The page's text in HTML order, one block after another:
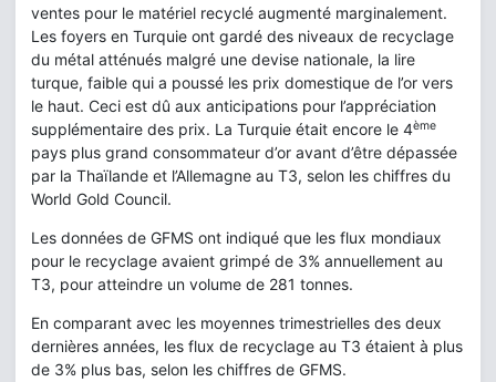
ventes pour le matériel recyclé augmenté marginalement.
Les foyers en Turquie ont gardé des niveaux de recyclage
du métal atténués malgré une devise nationale, la lire
turque, faible qui a poussé les prix domestique de l’or vers
le haut. Ceci est dû aux anticipations pour l’appréciation
supplémentaire des prix. La Turquie était encore le 4ème
pays plus grand consommateur d’or avant d’être dépassée
par la Thaïlande et l’Allemagne au T3, selon les chiffres du
World Gold Council.
Les données de GFMS ont indiqué que les flux mondiaux
pour le recyclage avaient grimpé de 3% annuellement au
T3, pour atteindre un volume de 281 tonnes.
En comparant avec les moyennes trimestrielles des deux
dernières années, les flux de recyclage au T3 étaient à plus
de 3% plus bas, selon les chiffres de GFMS.